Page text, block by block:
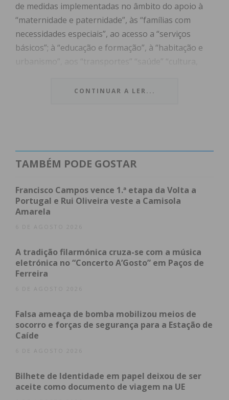
de medidas implementadas no âmbito do apoio à
“maternidade e paternidade”, às “famílias com
necessidades especiais”, ao acesso a “serviços
básicos”; à “educação e formação”, à “habitação e
urbanismo”, aos “transportes” “saúde” “cultura,
“Penafiel está a fazer um caminho de afirmação no
adoção de políticas sociais que beneficiam os
concidadãos e tem sido reconhecido por isso
através destes galardões”, afirmou Antonino de
acrescentando que “esta é, sem dúvida, uma
distinção que muito nos orgulha, ainda mais por
recebermos a “bandeira com palma”, que significa
famílias. Mas também é uma atribuição que carrega
em si muita responsabilidade – para continuarmos
a fazer mais e melhor por todos os penafidelenses
necessidades”.
CONTINUAR A LER...
TAMBÉM PODE GOSTAR
Francisco Campos vence 1.ª etapa da Volta a
Portugal e Rui Oliveira veste a Camisola
Amarela
6 DE AGOSTO 2026
A tradição filarmónica cruza-se com a música
eletrónica no “Concerto A’Gosto” em Paços de
Ferreira
6 DE AGOSTO 2026
Falsa ameaça de bomba mobilizou meios de
socorro e forças de segurança para a Estação de
Caíde
6 DE AGOSTO 2026
Bilhete de Identidade em papel deixou de ser
aceite como documento de viagem na UE